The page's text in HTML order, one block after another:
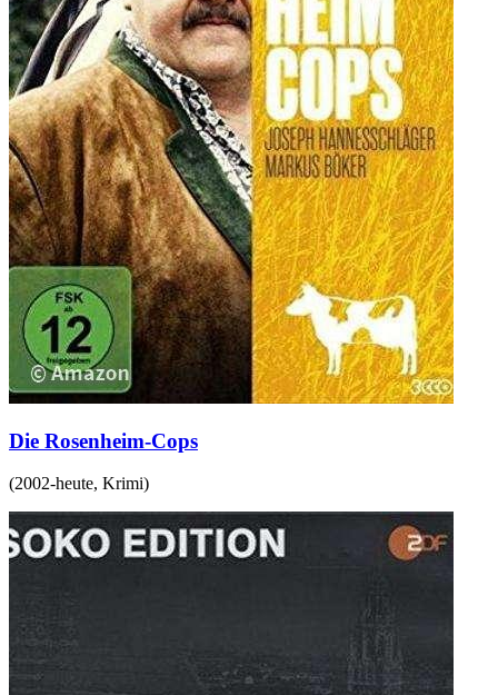
Die Rosenheim-Cops
(2002-heute, Krimi)